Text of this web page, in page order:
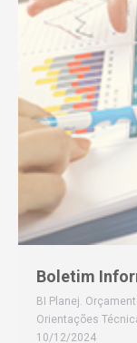
Boletim
BI Planej.
Orientações
10/12/2024